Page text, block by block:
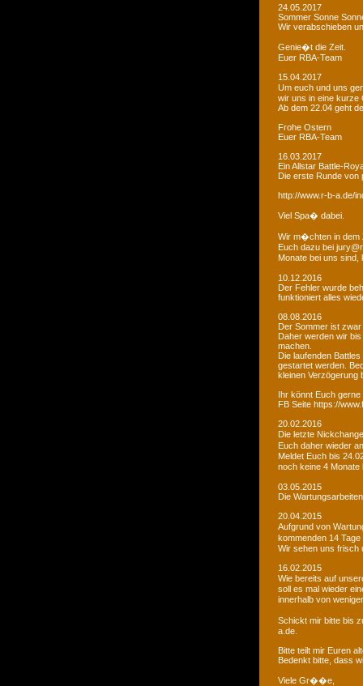
24.05.2017
Sommer Sonne
Wir verabschieben
Genie�t die Zeit.
Euer RBA-Team
15.04.2017
Um euch und uns
wir uns in eine kurze
Ab dem 22.04 geht
Frohe Ostern
Euer RBA-Team
16.03.2017
Ein Allstar Battle-
Die erste Runde von
http://www.r-b-a.de/
Viel Spa� dabei.
Wir m�chten in dem
Euch dazu bei
Monate bei uns
10.12.2016
Der Fehler wurde
funktioniert alles
08.08.2016
Der Sommer ist
Daher werden wir
machen.
Die laufenden
gestartet werden.
kleinen Verzögerung
Ihr könnt Euch
FB Seite https://
20.02.2016
Die letzte
Euch daher wieder
Meldet Euch bis
noch keine 4
03.05.2015
Die
20.04.2015
Aufgrund von
kommenden 14
Wir sehen uns frisch
16.02.2015
Wie bereits auf
soll es mal wieder
innerhalb von
Schickt mir bitte bis
a.de.
Bitte teilt mir Euren
Bedenkt bitte, dass
Viele Gr��e,